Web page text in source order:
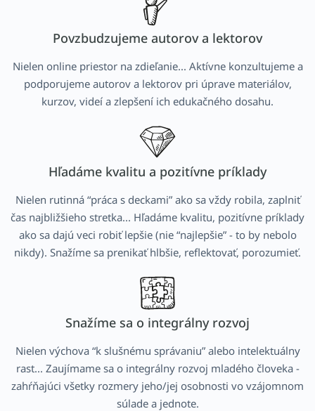
Povzbudzujeme autorov a lektorov
Nielen online priestor na zdieľanie... Aktívne konzultujeme a
podporujeme autorov a lektorov pri úprave materiálov,
kurzov, videí a zlepšení ich edukačného dosahu.
Hľadáme kvalitu a pozitívne príklady
Nielen rutinná “práca s deckami” ako sa vždy robila, zaplniť
čas najbližšieho stretka... Hľadáme kvalitu, pozitívne príklady
ako sa dajú veci robiť lepšie (nie “najlepšie” - to by nebolo
nikdy). Snažíme sa prenikať hlbšie, reflektovať, porozumieť.
Snažíme sa o integrálny rozvoj
Nielen výchova “k slušnému správaniu” alebo intelektuálny
rast... Zaujímame sa o integrálny rozvoj mladého človeka -
zahŕňajúci všetky rozmery jeho/jej osobnosti vo vzájomnom
súlade a jednote.